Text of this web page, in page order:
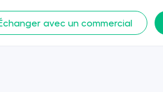
avec un commercial